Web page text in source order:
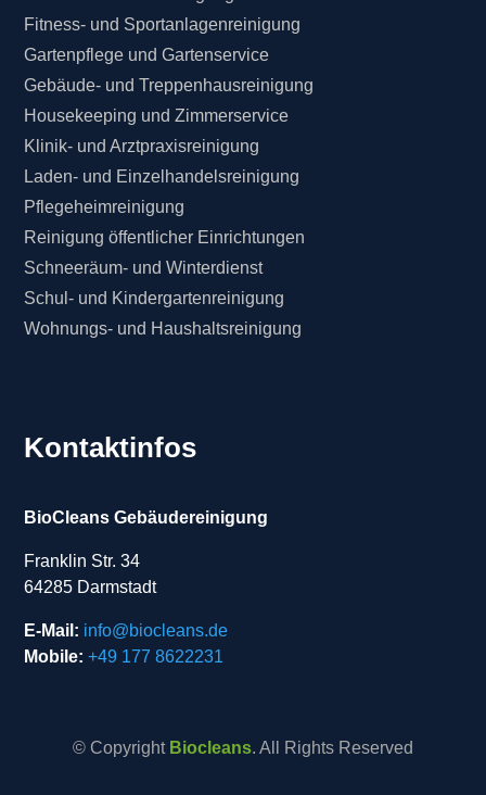
Fitness- und Sportanlagenreinigung
Gartenpflege und Gartenservice
Gebäude- und Treppenhausreinigung
Housekeeping und Zimmerservice
Klinik- und Arztpraxisreinigung
Laden- und Einzelhandelsreinigung
Pflegeheimreinigung
Reinigung öffentlicher Einrichtungen
Schneeräum- und Winterdienst
Schul- und Kindergartenreinigung
Wohnungs- und Haushaltsreinigung
Kontaktinfos
BioCleans Gebäudereinigung
Franklin Str. 34
64285 Darmstadt
E-Mail: info@biocleans.de
Mobile: +49 177 8622231
© Copyright Biocleans. All Rights Reserved